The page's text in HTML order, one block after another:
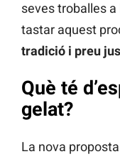
seves troballes
tastar aquest
tradició i preu
Què té
gelat?
La nova